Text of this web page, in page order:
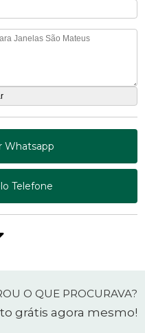
Whatsapp
Telefone
O QUE PROCURAVA?
grátis agora mesmo!